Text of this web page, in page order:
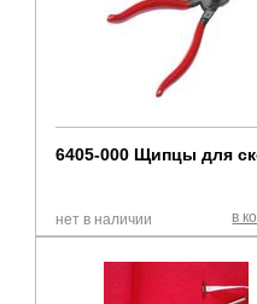
6405-000 Щипцы для
в
нет в наличии